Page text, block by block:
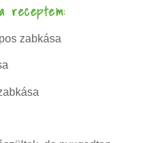
receptem:
zabkása